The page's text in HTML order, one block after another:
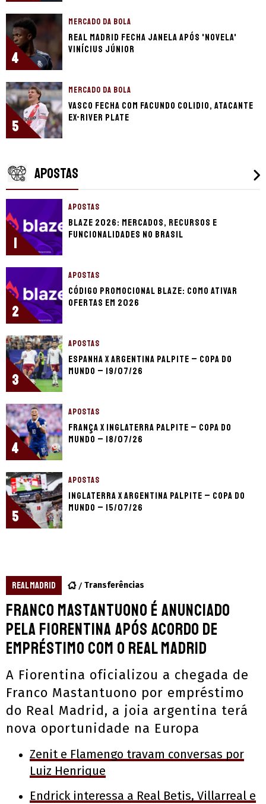
4
MERCADO DA BOLA
Real Madrid fecha janela após 'novela'
Vinícius Júnior
5
MERCADO DA BOLA
Vasco fecha com Facundo Colidio, atacante
ex-River Plate
APOSTAS
1
APOSTAS
Blaze 2026: mercados, recursos e
funcionalidades no Brasil
2
APOSTAS
Código promocional Blaze: como ativar
ofertas em 2026
3
APOSTAS
Espanha x Argentina palpite – Copa do
Mundo – 19/07/26
4
APOSTAS
França x Inglaterra palpite – Copa do
Mundo – 18/07/26
5
APOSTAS
Inglaterra x Argentina palpite – Copa do
Mundo – 15/07/26
REAL MADRID Transferências
Franco Mastantuono é anunciado
pela Fiorentina após acordo de
empréstimo com o Real Madrid
A Fiorentina oficializou a chegada de
Franco Mastantuono por empréstimo
do Real Madrid, a joia argentina terá
nova oportunidade na Europa
Zenit e Flamengo travam conversas por
Luiz Henrique
Endrick interessa a Real Betis, Villarreal e